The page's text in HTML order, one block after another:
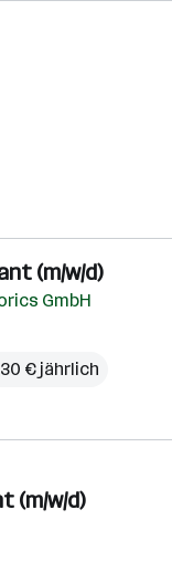
(m/w/d)
GmbH
€ jährlich
(m/w/d)